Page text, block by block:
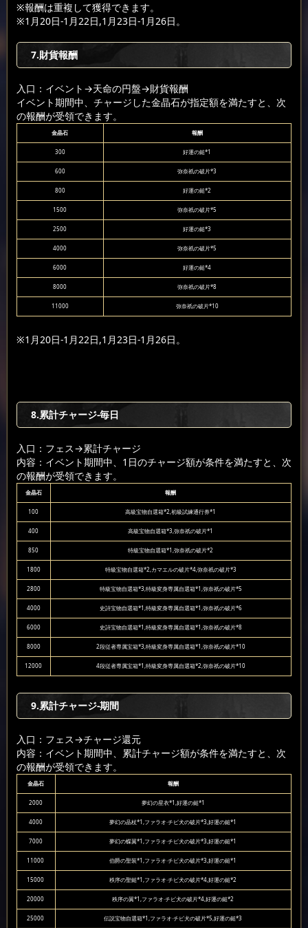
※報酬は重複して獲得できます。
※1月20日-1月22日,1月23日-1月26日。
7.財貨報酬
入口：イベント →天命の円盤→財貨報酬
イベント期間中、チャージした金晶石が指定額を満たすと、次
の報酬が受領できます。
金晶石 報酬
300 好運の鎚*1
600 弥奈祇の破片*3
800 好運の鎚*2
1500 弥奈祇の破片*5
2500 好運の鎚*3
4000 弥奈祇の破片*5
6000 好運の鎚*4
8000 弥奈祇の破片*8
11000 弥奈祇の破片*10
※1月20日-1月22日,1月23日-1月26日。
8.累計チャージ-毎日
入口：フェス→累計チャージ
内容：イベント期間中、1日のチャージ額が条件を満たすと、次
の報酬が受領できます。
金晶石 報酬
100 高級宝物自選箱*2,初級試練通行券*1
400 高級宝物自選箱*3,弥奈祇の破片*1
850 特級宝物自選箱*1,弥奈祇の破片*2
1800 特級宝物自選箱*2,カマエルの破片*4,弥奈祇の破片*3
2800 特級宝物自選箱*3,特級変身専属自選箱*1,弥奈祇の破片*5
4000 史詩宝物自選箱*1,特級変身専属自選箱*1,弥奈祇の破片*6
6000 史詩宝物自選箱*1,特級変身専属自選箱*1,弥奈祇の破片*8
8000 2段従者専属宝箱*3,特級変身専属自選箱*1,弥奈祇の破片*10
12000 4段従者専属宝箱*1,特級変身専属自選箱*2,弥奈祇の破片*10
9.累計チャージ-期間
入口：フェス→チャージ還元
内容：イベント期間中、累計チャージ額が条件を満たすと、次
の報酬が受領できます。
金晶石 報酬
2000 夢幻の星衣*1,好運の鎚*1
4000 夢幻の晶杖*1,ファラオ·チビ犬の破片*3,好運の鎚*1
7000 夢幻の蝶翼*1,ファラオ·チビ犬の破片*3,好運の鎚*1
11000 伯爵の聖装*1,ファラオ·チビ犬の破片*3,好運の鎚*1
15000 秩序の聖鎚*1,ファラオ·チビ犬の破片*4,好運の鎚*2
20000 秩序の翼*1,ファラオ·チビ犬の破片*4,好運の鎚*2
25000 伝説宝物自選箱*1,ファラオ·チビ犬の破片*5,好運の鎚*3